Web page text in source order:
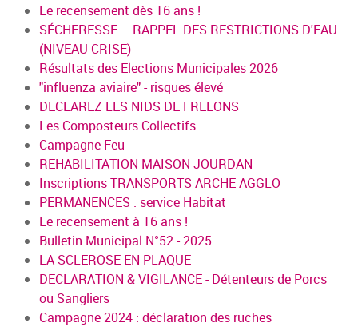
Le recensement dès 16 ans !
SÉCHERESSE – RAPPEL DES RESTRICTIONS D'EAU
(NIVEAU CRISE)
Résultats des Elections Municipales 2026
"influenza aviaire" - risques élevé
DECLAREZ LES NIDS DE FRELONS
Les Composteurs Collectifs
Campagne Feu
REHABILITATION MAISON JOURDAN
Inscriptions TRANSPORTS ARCHE AGGLO
PERMANENCES : service Habitat
Le recensement à 16 ans !
Bulletin Municipal N°52 - 2025
LA SCLEROSE EN PLAQUE
DECLARATION & VIGILANCE - Détenteurs de Porcs
ou Sangliers
Campagne 2024 : déclaration des ruches